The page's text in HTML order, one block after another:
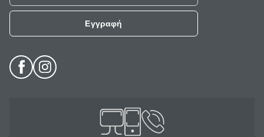
Εγγραφή